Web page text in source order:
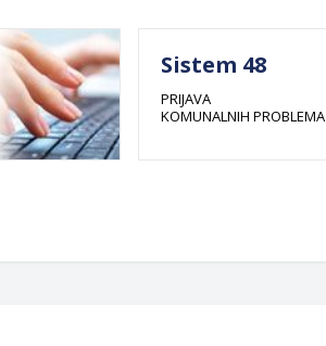
Sistem 48
PRIJAVA
KOMUNALNIH PROBLEMA